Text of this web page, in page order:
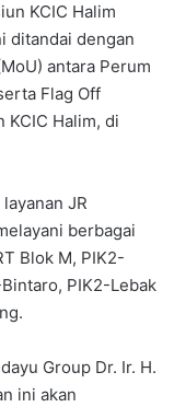
KCIC Halim
ditandai dengan
antara Perum
Flag Off
KCIC Halim, di
JR
berbagai
Blok M, PIK2-
PIK2-Lebak
Group Dr. Ir. H.
ini akan